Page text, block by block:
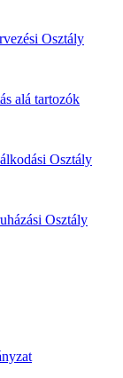
Osztály
alá tartozók
Osztály
Osztály